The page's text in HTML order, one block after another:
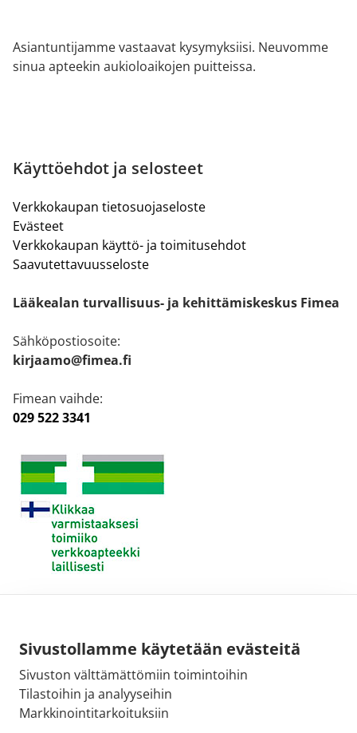
Sivustollamme käytetään evästeitä
Sivuston välttämättömiin toimintoihin
Tilastoihin ja analyyseihin
Markkinointitarkoituksiin
Asiantuntijamme vastaavat kysymyksiisi. Neuvomme
sinua apteekin aukioloaikojen puitteissa.
Käyttöehdot ja selosteet
Verkkokaupan tietosuojaseloste
Evästeet
Verkkokaupan käyttö- ja toimitusehdot
Saavutettavuusseloste
Lääkealan turvallisuus- ja kehittämiskeskus Fimea
Sähköpostiosoite:
kirjaamo@fimea.fi
Fimean vaihde:
029 522 3341